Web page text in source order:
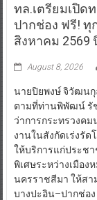
ทล.เตรียมเปิด
ปากช่อง ฟรี! ทุ
สิงหาคม 2569
August 8, 2026
นายปิยพงษ์ จิวัฒนกุ
ตามที่ท่านพิพัฒน์ รั
ว่าการกระทรวงค
งานในสังกัดเร่งรัด
ให้บริการแก่ประชา
พิเศษระหว่างเมือง
นครราชสีมา ให้สา
บางปะอิน–ปากช่อ